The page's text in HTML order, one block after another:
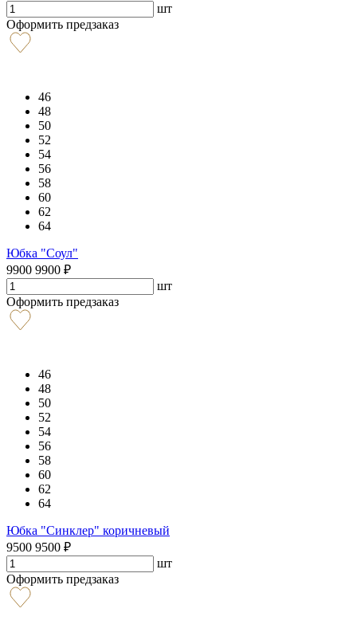
шт
Оформить предзаказ
46
48
50
52
54
56
58
60
62
64
Юбка "Соул"
9900 9900 ₽
шт
Оформить предзаказ
46
48
50
52
54
56
58
60
62
64
Юбка "Синклер" коричневый
9500 9500 ₽
шт
Оформить предзаказ